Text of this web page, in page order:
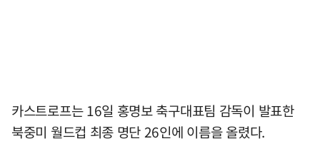
카스트로프는 16일 홍명보 축구대표팀 감독이 발표한
북중미 월드컵 최종 명단 26인에 이름을 올렸다.